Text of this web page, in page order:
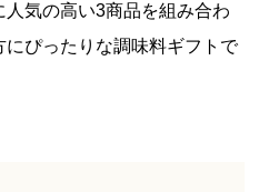
気の高い3商品を組み合わ
ぴったりな調味料ギフトで